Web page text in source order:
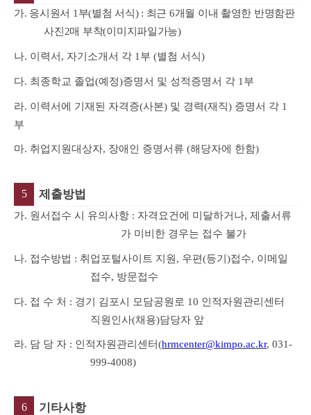
가. 응시원서 1부(별첨 서식) : 최근 6개월 이내 촬영한 반명함판
사진2매 부착(이미지파일가능)
나. 이력서 , 자기소개서 각 1 부 (별첨 서식)
다. 최종학교 졸업(예정)증명서 및 성적증명서 각 1 부
라. 이력서에 기재된 자격증(사본) 및 경력(재직) 증명서 각 1
부
마. 취업지원대상자, 장애인 증명서류 (해당자에 한함)
5 제출방법
가. 원서접수 시 유의사항 : 자격요건에 미달하거나, 제출서류
가 미비한 경우는 접수 불가
나. 접수방법 : 취업포털사이트 지원 , 우편(등기 )접수, 이메일
접수, 방문접수
다. 접 수 처 : 경기 김포시 모담공원로 10 인적자원관리센터
직원인사(채용)담당자 앞
라. 담 당 자 : 인적자원관리센터(hrmcenter@kimpo.ac.kr, 031-
999-4008)
6 기타사항